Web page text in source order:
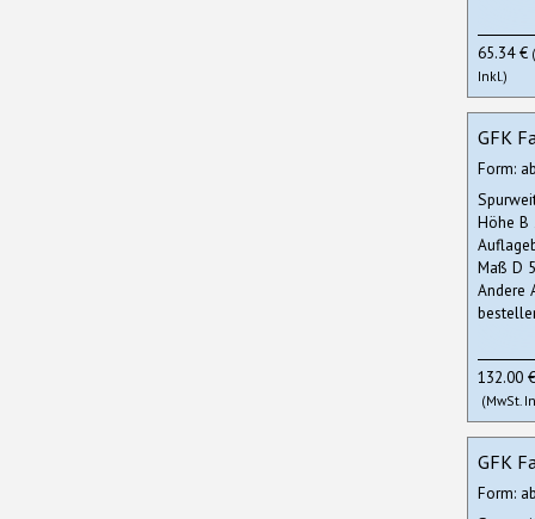
65.34 €
Inkl.)
GFK
Form:
Höhe B
Maß D
Andere
132.00 €
(MwSt.
GFK
Form: